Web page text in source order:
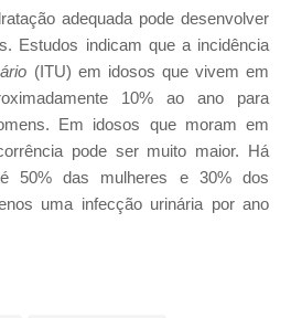
adequada pode desenvolver
Estudos indicam que a incidência
(ITU) em idosos que vivem em
10% ao ano para
Em idosos que moram em
pode ser muito maior. Há
50% das mulheres e 30% dos
uma infecção urinária por ano